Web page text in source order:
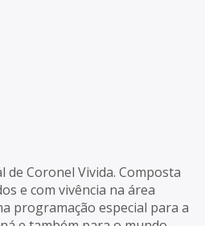
de Coronel Vivida. Composta
e com vivência na área
programação especial para a